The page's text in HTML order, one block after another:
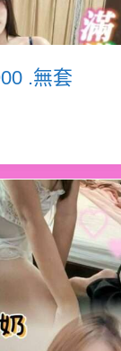
.無套